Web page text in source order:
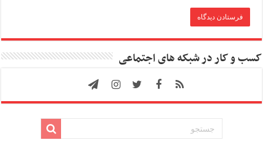
کسب و کار در شبکه های اجتماعی